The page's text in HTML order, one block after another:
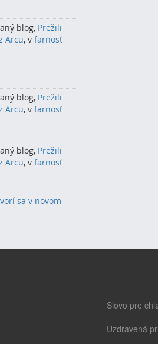
blog, Prežili
Arcu, v farnosť
blog, Prežili
Arcu, v farnosť
blog, Prežili
Arcu, v farnosť
sa v novom
Slovo pre
Uzdravená